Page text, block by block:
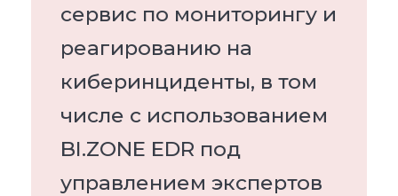
сервис по мониторингу и
реагированию на
киберинциденты, в том
числе с использованием
BI.ZONE EDR под
управлением экспертов